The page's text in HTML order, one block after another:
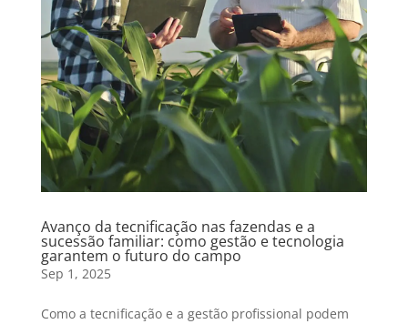
Avanço da tecnificação nas fazendas e a
sucessão familiar: como gestão e tecnologia
garantem o futuro do campo
Sep 1, 2025
Como a tecnificação e a gestão profissional podem